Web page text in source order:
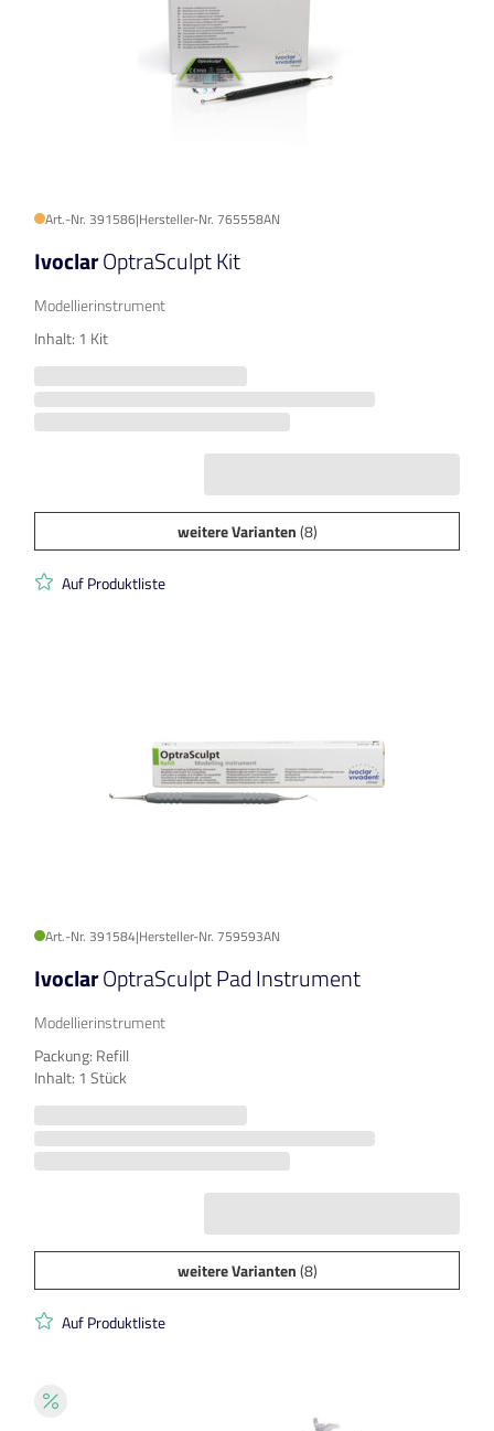
Art.-Nr. 391586|Hersteller-Nr. 765558AN
IvoclarOptraSculpt Kit
Modellierinstrument
Inhalt: 1 Kit
weitere Varianten(8)
Auf Produktliste
Art.-Nr. 391584|Hersteller-Nr. 759593AN
IvoclarOptraSculpt Pad Instrument
Modellierinstrument
Packung: Refill
Inhalt: 1 Stück
weitere Varianten(8)
Auf Produktliste